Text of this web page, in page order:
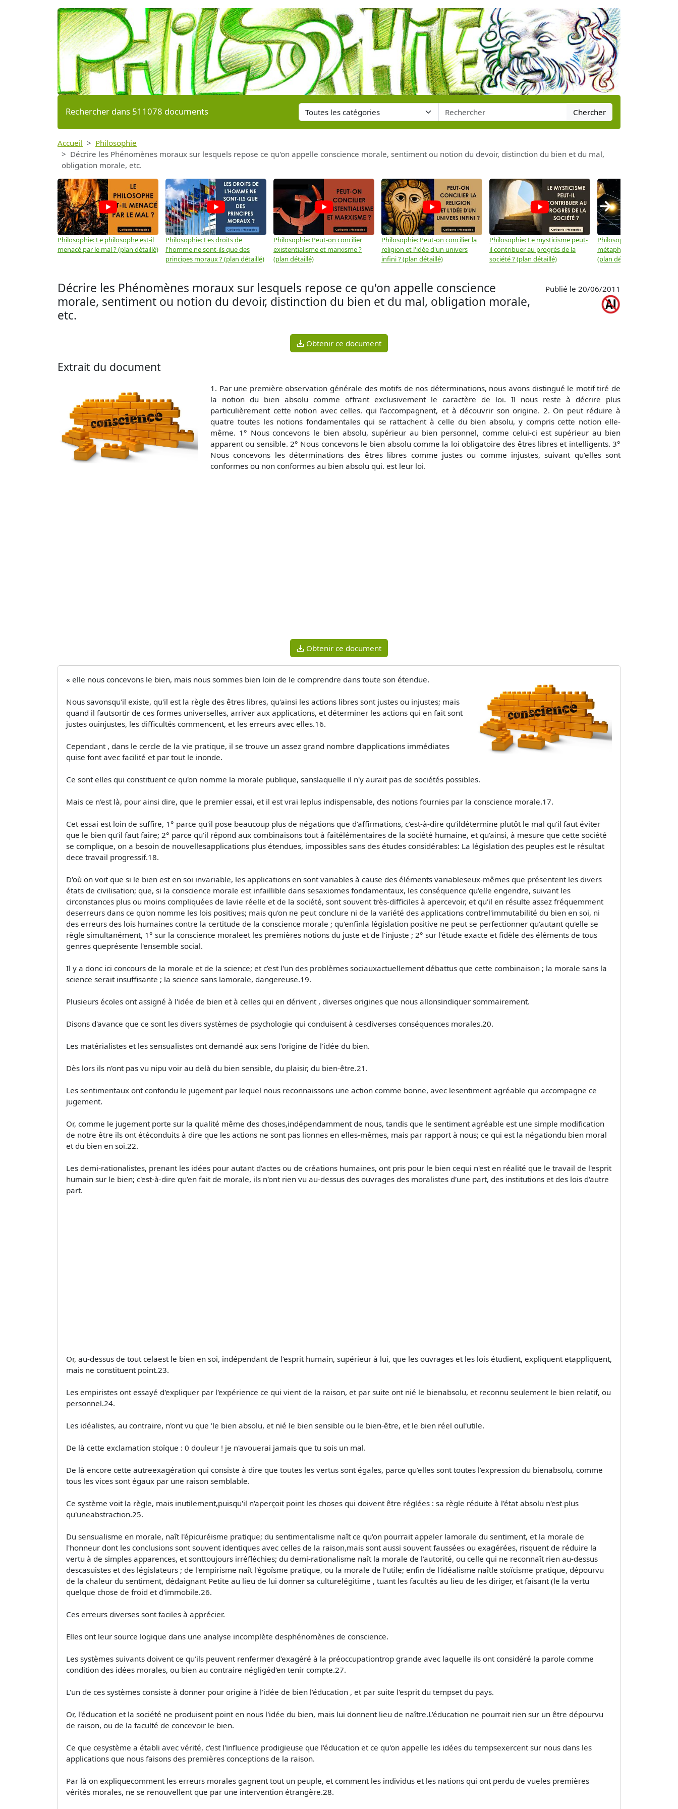
Rechercher dans 511078 documents Chercher
Accueil
Philosophie
Décrire les Phénomènes moraux sur lesquels repose ce qu'on appelle conscience morale, sentiment ou notion du devoir, distinction du bien et du mal,
obligation morale, etc.
Philosophie: Le philosophe est-il
menacé par le mal ? (plan détaillé)
Philosophie: Les droits de
l'homme ne sont-ils que des
principes moraux ? (plan détaillé)
Philosophie: Peut-on concilier
existentialisme et marxisme ?
(plan détaillé)
Philosophie: Peut-on concilier la
religion et l'idée d'un univers
infini ? (plan détaillé)
Philosophie: Le mysticisme peut-
il contribuer au progrès de la
société ? (plan détaillé)
Philosophie: Peut-on lier la
métaphysique à la
(plan détaillé)
→
Décrire les Phénomènes moraux sur lesquels repose ce qu'on appelle conscience
morale, sentiment ou notion du devoir, distinction du bien et du mal, obligation morale,
etc.
Publié le 20/06/2011
Obtenir ce document
Extrait du document
1. Par une première observation générale des motifs de nos déterminations, nous avons distingué le motif tiré de
la notion du bien absolu comme offrant exclusivement le caractère de loi. Il nous reste à décrire plus
particulièrement cette notion avec celles. qui l'accompagnent, et à découvrir son origine. 2. On peut réduire à
quatre toutes les notions fondamentales qui se rattachent à celle du bien absolu, y compris cette notion elle-
même. 1° Nous concevons le bien absolu, supérieur au bien personnel, comme celui-ci est supérieur au bien
apparent ou sensible. 2° Nous concevons le bien absolu comme la loi obligatoire des êtres libres et intelligents. 3°
Nous concevons les déterminations des êtres libres comme justes ou comme injustes, suivant qu'elles sont
conformes ou non conformes au bien absolu qui. est leur loi.
Obtenir ce document
« elle nous concevons le bien, mais nous sommes bien loin de le comprendre dans toute son étendue.
Nous savonsqu'il existe, qu'il est la règle des êtres libres, qu'ainsi les actions libres sont justes ou injustes; mais
quand il fautsortir de ces formes universelles, arriver aux applications, et déterminer les actions qui en fait sont
justes ouinjustes, les difficultés commencent, et les erreurs avec elles.16.
Cependant , dans le cercle de la vie pratique, il se trouve un assez grand nombre d'applications immédiates
quise font avec facilité et par tout le inonde.
Ce sont elles qui constituent ce qu'on nomme la morale publique, sanslaquelle il n'y aurait pas de sociétés possibles.
Mais ce n'est là, pour ainsi dire, que le premier essai, et il est vrai leplus indispensable, des notions fournies par la conscience morale.17.
Cet essai est loin de suffire, 1° parce qu'il pose beaucoup plus de négations que d'affirmations, c'est-à-dire qu'ildétermine plutôt le mal qu'il faut éviter
que le bien qu'il faut faire; 2° parce qu'il répond aux combinaisons tout à faitélémentaires de la société humaine, et qu'ainsi, à mesure que cette société
se complique, on a besoin de nouvellesapplications plus étendues, impossibles sans des études considérables: La législation des peuples est le résultat
dece travail progressif.18.
D'où on voit que si le bien est en soi invariable, les applications en sont variables à cause des éléments variableseux-mêmes que présentent les divers
états de civilisation; que, si la conscience morale est infaillible dans sesaxiomes fondamentaux, les conséquence qu'elle engendre, suivant les
circonstances plus ou moins compliquées de lavie réelle et de la société, sont souvent très-difficiles à apercevoir, et qu'il en résulte assez fréquemment
deserreurs dans ce qu'on nomme les lois positives; mais qu'on ne peut conclure ni de la variété des applications contrel'immutabilité du bien en soi, ni
des erreurs des lois humaines contre la certitude de la conscience morale ; qu'enfinla législation positive ne peut se perfectionner qu'autant qu'elle se
règle simultanément, 1° sur la conscience moraleet les premières notions du juste et de l'injuste ; 2° sur l'étude exacte et fidèle des éléments de tous
genres queprésente l'ensemble social.
Il y a donc ici concours de la morale et de la science; et c'est l'un des problèmes sociauxactuellement débattus que cette combinaison ; la morale sans la
science serait insuffisante ; la science sans lamorale, dangereuse.19.
Plusieurs écoles ont assigné à l'idée de bien et à celles qui en dérivent , diverses origines que nous allonsindiquer sommairement.
Disons d'avance que ce sont les divers systèmes de psychologie qui conduisent à cesdiverses conséquences morales.20.
Les matérialistes et les sensualistes ont demandé aux sens l'origine de l'idée du bien.
Dès lors ils n'ont pas vu nipu voir au delà du bien sensible, du plaisir, du bien-être.21.
Les sentimentaux ont confondu le jugement par lequel nous reconnaissons une action comme bonne, avec lesentiment agréable qui accompagne ce
jugement.
Or, comme le jugement porte sur la qualité même des choses,indépendamment de nous, tandis que le sentiment agréable est une simple modification
de notre être ils ont étéconduits à dire que les actions ne sont pas lionnes en elles-mêmes, mais par rapport à nous; ce qui est la négationdu bien moral
et du bien en soi.22.
Les demi-rationalistes, prenant les idées pour autant d'actes ou de créations humaines, ont pris pour le bien cequi n'est en réalité que le travail de l'esprit
humain sur le bien; c'est-à-dire qu'en fait de morale, ils n'ont rien vu au-dessus des ouvrages des moralistes d'une part, des institutions et des lois d'autre
part.
Or, au-dessus de tout celaest le bien en soi, indépendant de l'esprit humain, supérieur à lui, que les ouvrages et les lois étudient, expliquent etappliquent,
mais ne constituent point.23.
Les empiristes ont essayé d'expliquer par l'expérience ce qui vient de la raison, et par suite ont nié le bienabsolu, et reconnu seulement le bien relatif, ou
personnel.24.
Les idéalistes, au contraire, n'ont vu que 'le bien absolu, et nié le bien sensible ou le bien-être, et le bien réel oul'utile.
De là cette exclamation stoïque : 0 douleur ! je n'avouerai jamais que tu sois un mal.
De là encore cette autreexagération qui consiste à dire que toutes les vertus sont égales, parce qu'elles sont toutes l'expression du bienabsolu, comme
tous les vices sont égaux par une raison semblable.
Ce système voit la règle, mais inutilement,puisqu'il n'aperçoit point les choses qui doivent être réglées : sa règle réduite à l'état absolu n'est plus
qu'uneabstraction.25.
Du sensualisme en morale, naît l'épicuréisme pratique; du sentimentalisme naît ce qu'on pourrait appeler lamorale du sentiment, et la morale de
l'honneur dont les conclusions sont souvent identiques avec celles de la raison,mais sont aussi souvent faussées ou exagérées, risquent de réduire la
vertu à de simples apparences, et sonttoujours irréfléchies; du demi-rationalisme naît la morale de l'autorité, ou celle qui ne reconnaît rien au-dessus
descasuistes et des législateurs ; de l'empirisme naît l'égoïsme pratique, ou la morale de l'utile; enfin de l'idéalisme naîtle stoïcisme pratique, dépourvu
de la chaleur du sentiment, dédaignant Petite au lieu de lui donner sa culturelégitime , tuant les facultés au lieu de les diriger, et faisant (le la vertu
quelque chose de froid et d'immobile.26.
Ces erreurs diverses sont faciles à apprécier.
Elles ont leur source logique dans une analyse incomplète desphénomènes de conscience.
Les systèmes suivants doivent ce qu'ils peuvent renfermer d'exagéré à la préoccupationtrop grande avec laquelle ils ont considéré la parole comme
condition des idées morales, ou bien au contraire négligéd'en tenir compte.27.
L'un de ces systèmes consiste à donner pour origine à l'idée de bien l'éducation , et par suite l'esprit du tempset du pays.
Or, l'éducation et la société ne produisent point en nous l'idée du bien, mais lui donnent lieu de naître.L'éducation ne pourrait rien sur un être dépourvu
de raison, ou de la faculté de concevoir le bien.
Ce que cesystème a établi avec vérité, c'est l'influence prodigieuse que l'éducation et ce qu'on appelle les idées du tempsexercent sur nous dans les
applications que nous faisons des premières conceptions de la raison.
Par là on expliquecomment les erreurs morales gagnent tout un peuple, et comment les individus et les nations qui ont perdu de vueles premières
vérités morales, ne se renouvellent que par une intervention étrangère.28.